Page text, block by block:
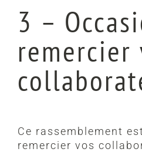
3 –
remercier
Ce rassemblement
remercier vos